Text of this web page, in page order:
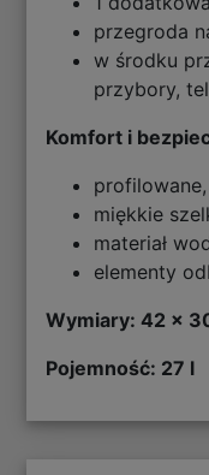
przegroda
w środku
przybory,
Komfort i
miękkie
materiał
elementy
Wymiary: 42 x
Pojemność: 27 l